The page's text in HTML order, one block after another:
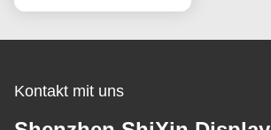
Kontakt mit uns